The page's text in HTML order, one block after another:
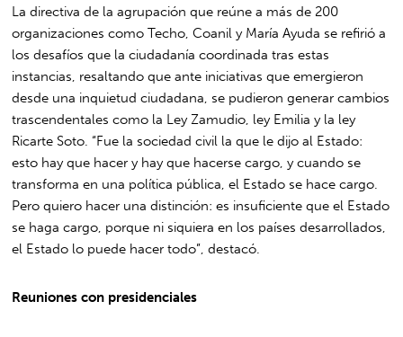
La directiva de la agrupación que reúne a más de 200
organizaciones como Techo, Coanil y María Ayuda se refirió a
los desafíos que la ciudadanía coordinada tras estas
instancias, resaltando que ante iniciativas que emergieron
desde una inquietud ciudadana, se pudieron generar cambios
trascendentales como la Ley Zamudio, ley Emilia y la ley
Ricarte Soto. “Fue la sociedad civil la que le dijo al Estado:
esto hay que hacer y hay que hacerse cargo, y cuando se
transforma en una política pública, el Estado se hace cargo.
Pero quiero hacer una distinción: es insuficiente que el Estado
se haga cargo, porque ni siquiera en los países desarrollados,
el Estado lo puede hacer todo”, destacó.
Reuniones con presidenciales